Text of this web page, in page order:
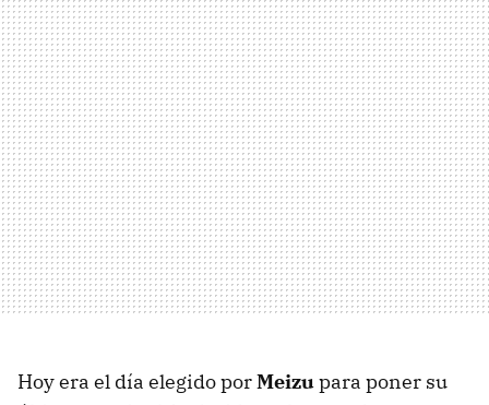
Hoy era el día elegido porMeizupara poner su